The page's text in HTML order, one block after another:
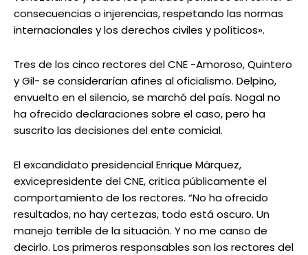
consecuencias o injerencias, respetando las normas
internacionales y los derechos civiles y políticos».
Tres de los cinco rectores del CNE -Amoroso, Quintero
y Gil- se considerarían afines al oficialismo. Delpino,
envuelto en el silencio, se marchó del país. Nogal no
ha ofrecido declaraciones sobre el caso, pero ha
suscrito las decisiones del ente comicial.
El excandidato presidencial Enrique Márquez,
exvicepresidente del CNE, critica públicamente el
comportamiento de los rectores. “No ha ofrecido
resultados, no hay certezas, todo está oscuro. Un
manejo terrible de la situación. Y no me canso de
decirlo. Los primeros responsables son los rectores del